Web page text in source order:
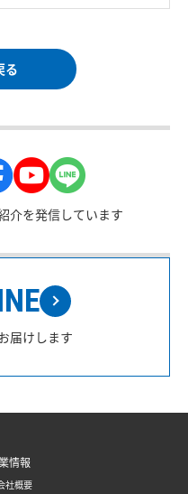
る
介を発信しています
届けします
情報
社概要